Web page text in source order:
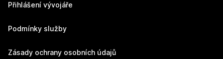
Přihlášení vývojáře
Podmínky služby
Zásady ochrany osobních údajů